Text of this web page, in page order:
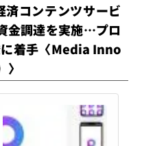
コンテンツサービ
金調達を実施…プロ
着手〈Media Inno